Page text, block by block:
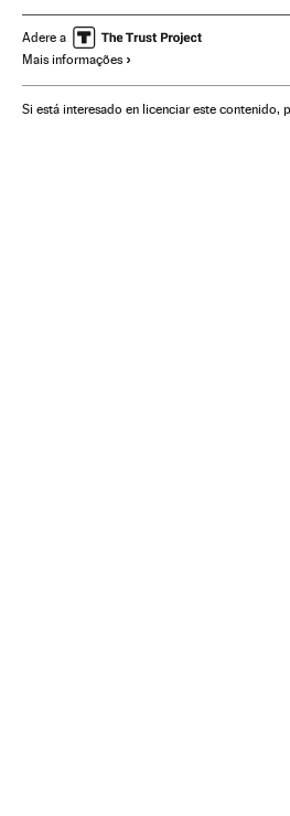
Casos por resolver Livros
Comunicação
Ásia oriental Ásia Indústria cultural
Adere a
Mais informações
Si está interesado en licenciar este contenido,